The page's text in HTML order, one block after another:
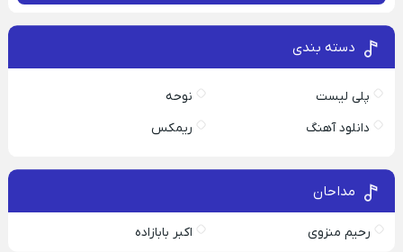
دسته بندی
پلی لیست
نوحه
دانلود آهنگ
ریمکس
مداحان
رحیم منزوی اکبر بابازاده